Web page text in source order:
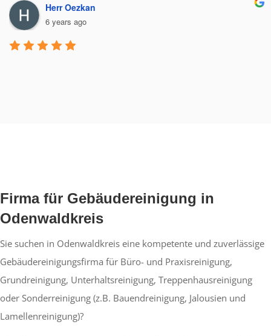
Herr Oezkan
6 years ago
Firma für Gebäudereinigung in
Odenwaldkreis
Sie suchen in Odenwaldkreis eine kompetente und zuverlässige
Gebäudereinigungsfirma für Büro- und Praxisreinigung,
Grundreinigung, Unterhaltsreinigung, Treppenhausreinigung
oder Sonderreinigung (z.B. Bauendreinigung, Jalousien und
Lamellenreinigung)?